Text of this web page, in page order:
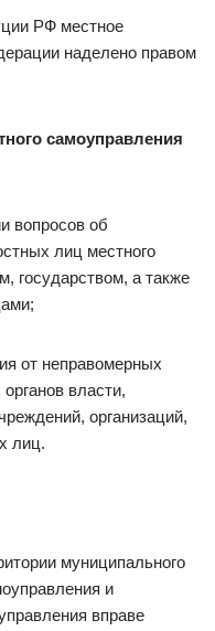
РФ местное
наделено правом
самоуправления
вопросов об
лиц местного
государством, а также
от неправомерных
власти,
организаций,
лиц.
муниципального
и
вправе